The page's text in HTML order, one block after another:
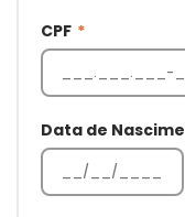
CPF *
Data de